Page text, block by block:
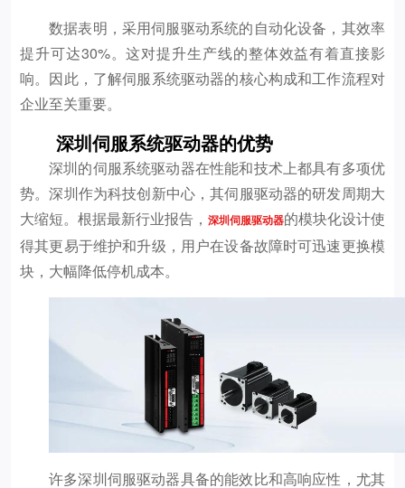
数据表明，采用伺服驱动系统的自动化设备，其效率
提升可达30%。这对提升生产线的整体效益有着直接影
响。因此，了解伺服系统驱动器的核心构成和工作流程对
企业至关重要。
深圳伺服系统驱动器的优势
深圳的伺服系统驱动器在性能和技术上都具有多项优
势。深圳作为科技创新中心，其伺服驱动器的研发周期大
大缩短。根据最新行业报告， 深圳伺服驱动器的模块化设计使
得其更易于维护和升级，用户在设备故障时可迅速更换模
块，大幅降低停机成本。
许多深圳伺服驱动器具备的能效比和高响应性，尤其